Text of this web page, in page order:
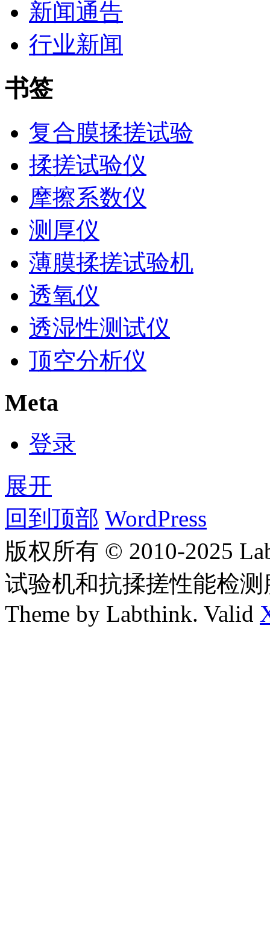
新闻通告
行业新闻
书签
复合膜揉搓试验
揉搓试验仪
摩擦系数仪
测厚仪
薄膜揉搓试验机
透氧仪
透湿性测试仪
顶空分析仪
Meta
登录
展开
回到顶部 WordPress
版权所有 © 2010-2025
试验机和抗揉搓性能检
Theme by Labthink. Valid